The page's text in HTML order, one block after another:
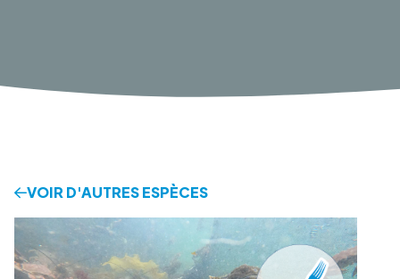
VOIR D'AUTRES ESPÈCES